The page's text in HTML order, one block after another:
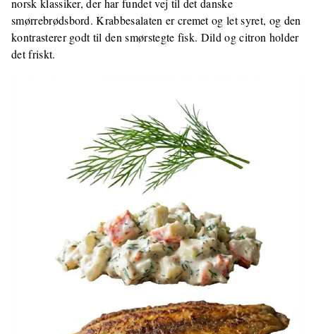
norsk klassiker, der har fundet vej til det danske
smørrebrødsbord. Krabbesalaten er cremet og let syret, og den
kontrasterer godt til den smørstegte fisk. Dild og citron holder
det friskt.